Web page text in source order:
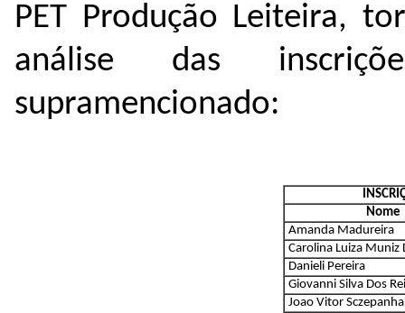
PET Produção Leiteira,
análise das
supramencionado:
Nome
Amanda Madureira
Carolina Luiza Muniz
Danieli Pereira
Giovanni Silva Dos
Joao Vitor